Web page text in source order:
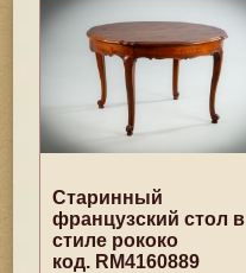
Старинный
французский стол в
стиле рококо
код. RM4160889